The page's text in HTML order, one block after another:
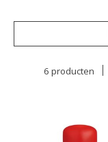
6 producten